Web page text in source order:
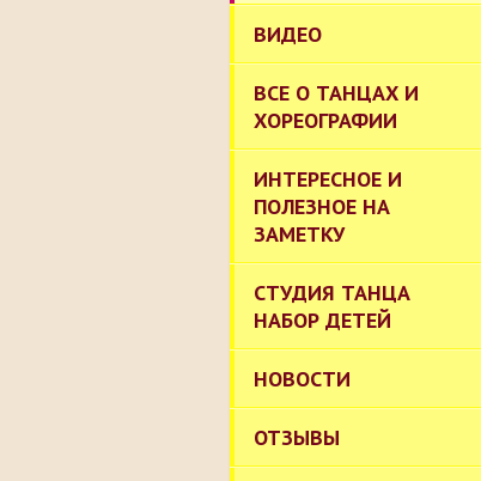
ВИДЕО
ВСЕ О ТАНЦАХ И
ХОРЕОГРАФИИ
ИНТЕРЕСНОЕ И
ПОЛЕЗНОЕ НА
ЗАМЕТКУ
СТУДИЯ ТАНЦА
НАБОР ДЕТЕЙ
НОВОСТИ
ОТЗЫВЫ